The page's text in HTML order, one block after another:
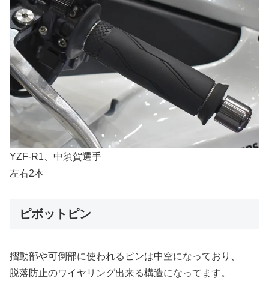
YZF-R1、中須賀選手
左右2本
ピボットピン
摺動部や可倒部に使われるピンは中空になっており、
脱落防止のワイヤリング出来る構造になってます。